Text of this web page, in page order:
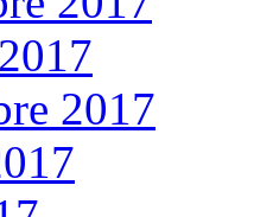
2017